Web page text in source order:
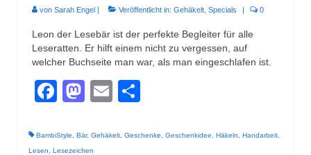
von Sarah Engel | Veröffentlicht in: Gehäkelt Specials | 0
Leon der Lesebär ist der perfekte Begleiter für alle
Leseratten. Er hilft einem nicht zu vergessen, auf
welcher Buchseite man war, als man eingeschlafen ist.
Facebook
Mastodon
Email
BambiStyle Bär, Gehäkelt Geschenke Geschenkidee Häkeln Handarbeit
Lesen
Lesezeichen